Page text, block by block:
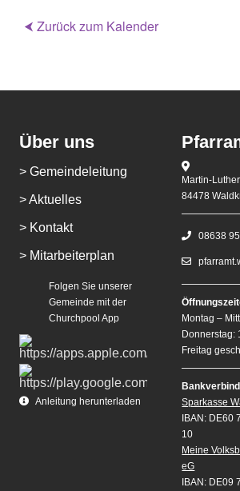
⮜ Zurück zum Kalender
Über uns
> Gemeindeleitung
> Aktuelles
> Kontakt
> Mitarbeiterplan
Folgen Sie unserer
Gemeinde mit der
Churchpool App
Anleitung herunterladen
Martin-
84478
08638
Montag –
Donnerstag:
Freitag
Sparkasse
IBAN: DE60
10
Meine
eG
IBAN: DE09